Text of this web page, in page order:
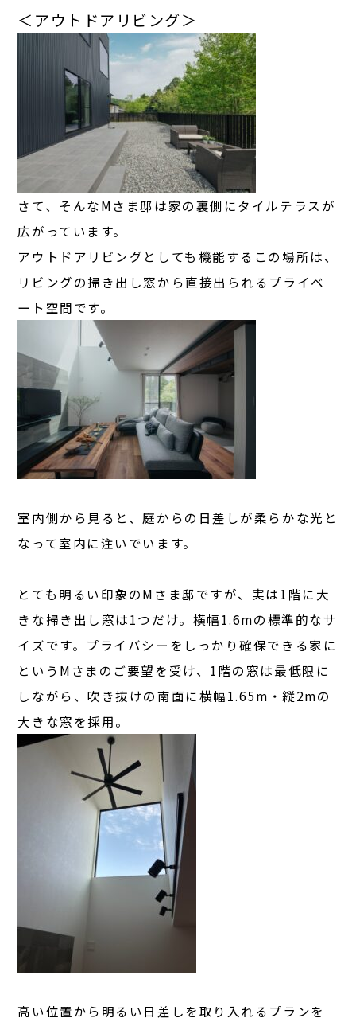
＜アウトドアリビング＞
さて、そんなMさま邸は家の裏側にタイルテラスが
広がっています。
アウトドアリビングとしても機能するこの場所は、
リビングの掃き出し窓から直接出られるプライベ
ート空間です。
室内側から見ると、庭からの日差しが柔らかな光と
なって室内に注いでいます。
とても明るい印象のMさま邸ですが、実は1階に大
きな掃き出し窓は1つだけ。横幅1.6mの標準的なサ
イズです。プライバシーをしっかり確保できる家に
というMさまのご要望を受け、1階の窓は最低限に
しながら、吹き抜けの南面に横幅1.65m・縦2mの
大きな窓を採用。
高い位置から明るい日差しを取り入れるプランを